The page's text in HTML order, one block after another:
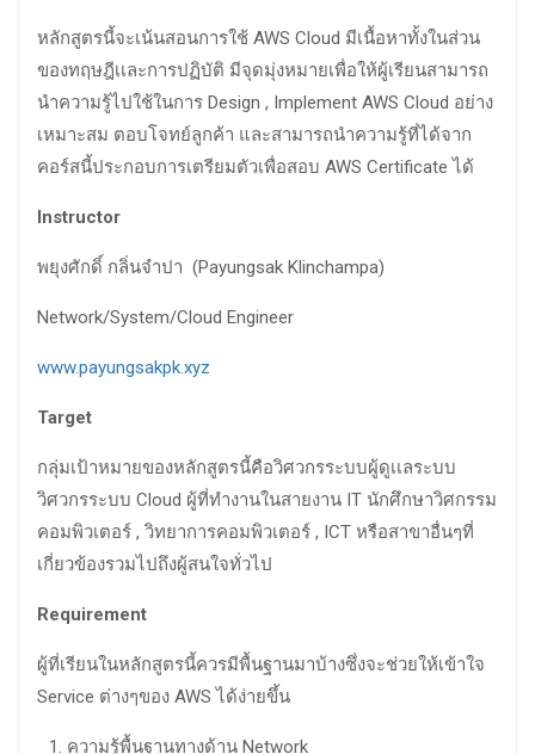
หลักสูตรนี้จะเน้นสอนการใช้ AWS Cloud มีเนื้อหาทั้งในส่วน
ของทฤษฎีเเละการปฏิบัติ มีจุดมุ่งหมายเพื่อให้ผู้เรียนสามารถ
นำความรู้ไปใช้ในการ Design , Implement AWS Cloud อย่าง
เหมาะสม ตอบโจทย์ลูกค้า และสามารถนำความรู้ที่ได้จาก
คอร์สนี้ประกอบการเตรียมตัวเพื่อสอบ AWS Certificate ได้
Instructor
พยุงศักดิ์ กลิ่นจำปา (Payungsak Klinchampa)
Network/System/Cloud Engineer
www.payungsakpk.xyz
Target
กลุ่มเป้าหมายของหลักสูตรนี้คือวิศวกรระบบผู้ดูเเลระบบ
วิศวกรระบบ Cloud ผู้ที่ทำงานในสายงาน IT นักศึกษาวิศกรรม
คอมพิวเตอร์ , วิทยาการคอมพิวเตอร์ , ICT หรือสาขาอื่นๆที่
เกี่ยวข้องรวมไปถึงผู้สนใจทั่วไป
Requirement
ผู้ที่เรียนในหลักสูตรนี้ควรมีพื้นฐานมาบ้างซึ่งจะช่วยให้เข้าใจ
Service ต่างๆของ AWS ได้ง่ายขึ้น
ความรู้พื้นฐานทางด้าน Network